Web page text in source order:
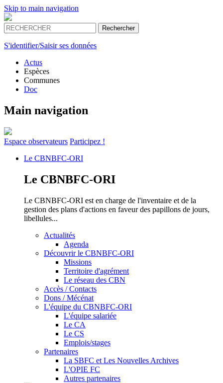
Skip to main navigation
S'identifier/Saisir ses données
Actus
Espèces
Communes
Doc
Main navigation
Espace observateurs Participez !
Le CBNBFC-ORI
Le CBNBFC-ORI
Le CBNBFC-ORI est en charge de l'inventaire et de la
gestion des plans d'actions en faveur des papillons de jours,
libellules...
Actualités
Agenda
Découvrir le CBNBFC-ORI
Missions
Territoire d'agrément
Le réseau des CBN
Accès / Contacts
Dons / Mécénat
L'équipe du CBNBFC-ORI
L'équipe salariée
Le CA
Le CS
Emplois/stages
Partenaires
La SBFC et Les Nouvelles Archives
L'OPIE FC
Autres partenaires